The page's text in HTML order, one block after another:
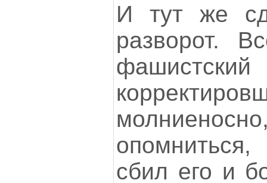
И тут же
разворот.
сбил его и